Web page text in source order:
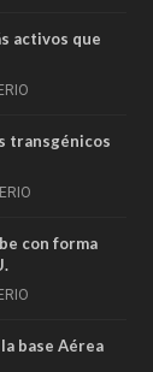
activos que
transgénicos
con forma
base Aérea